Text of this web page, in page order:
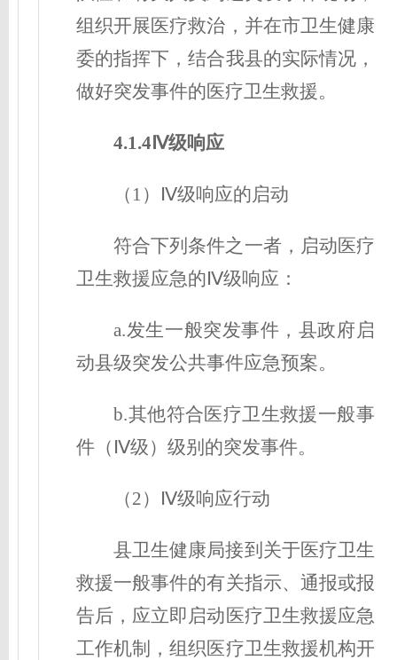
组织开展医疗救治，并在市卫生健康
委的指挥下，结合我县的实际情况，
做好突发事件的医疗卫生救援。
4.1.4Ⅳ级响应
（1）Ⅳ级响应的启动
符合下列条件之一者，启动医疗
卫生救援应急的Ⅳ级响应：
a.发生一般突发事件，县政府启
动县级突发公共事件应急预案。
b.其他符合医疗卫生救援一般事
件（Ⅳ级）级别的突发事件。
（2）Ⅳ级响应行动
县卫生健康局接到关于医疗卫生
救援一般事件的有关指示、通报或报
告后，应立即启动医疗卫生救援应急
工作机制，组织医疗卫生救援机构开